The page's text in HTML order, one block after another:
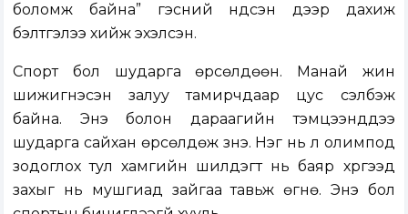
боломж байна” гэсний үндсэн дээр дахиж
бэлтгэлээ хийж эхэлсэн.
Спорт бол шударга өрсөлдөөн. Манай жин
шижигнэсэн залуу тамирчдаар цус сэлбэж
байна. Энэ болон дараагийн тэмцээнүүддээ
шударга сайхан өрсөлдөж үзнэ. Нэг нь л олимпод
зодоглох тул хамгийн шилдэгт нь баяр хүргээд
захыг нь мушгиад зайгаа тавьж өгнө. Энэ бол